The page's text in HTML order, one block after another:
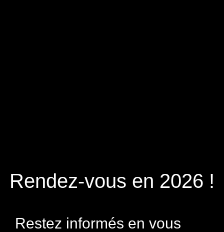
Rendez-vous en 2026 !
Restez informés en vous